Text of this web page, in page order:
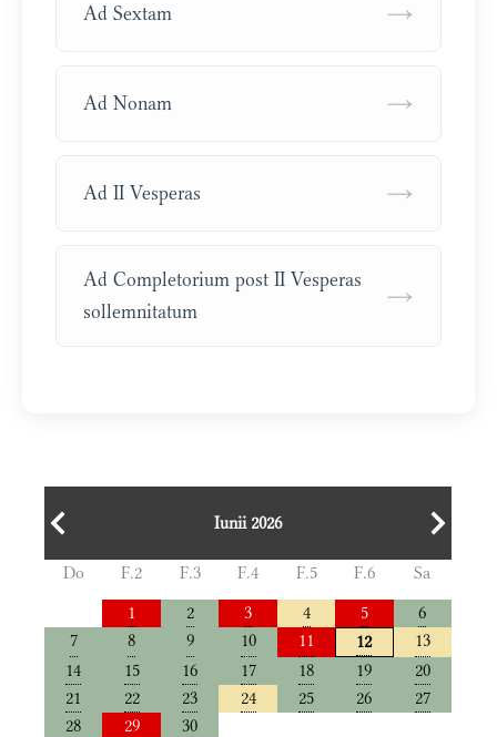
Ad Sextam →
Ad Nonam →
Ad II Vesperas →
Ad Completorium post II Vesperas
sollemnitatum
→
Iunii 2026
Do F.2 F.3 F.4 F.5 F.6
Sa
1
2 3 4 5
6
7
8 9 10 11 12
13
14
15 16 17 18 19
20
21
22 23 24 25 26
27
28
29 30